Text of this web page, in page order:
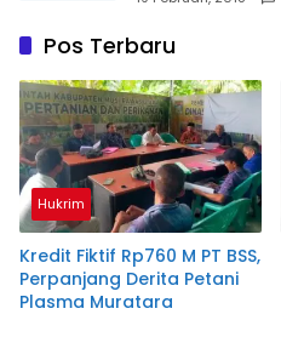
Pos Terbaru
Hukrim
Kredit Fiktif Rp760 M PT BSS,
Perpanjang Derita Petani
Plasma Muratara